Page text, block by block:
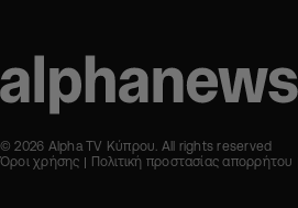
© 2026 Alpha TV Κύπρου. All rights reserved
Όροι χρήσης
Πολιτική προστασίας απορρήτου